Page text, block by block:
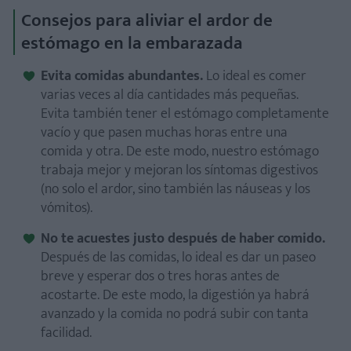
Consejos para aliviar el ardor de
estómago en la embarazada
Evita comidas abundantes.Lo ideal es comer
varias veces al día cantidades más pequeñas.
Evita también tener el estómago completamente
vacío y que pasen muchas horas entre una
comida y otra. De este modo, nuestro estómago
trabaja mejor y mejoran los síntomas digestivos
(no solo el ardor, sino también las náuseas y los
vómitos).
No te acuestes justo después de haber comido.
Después de las comidas, lo ideal es dar un paseo
breve y esperar dos o tres horas antes de
acostarte. De este modo, la digestión ya habrá
avanzado y la comida no podrá subir con tanta
facilidad.